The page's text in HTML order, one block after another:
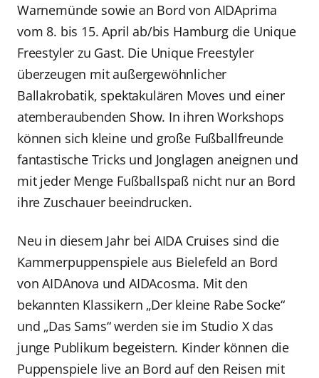
Warnemünde sowie an Bord von AIDAprima
vom 8. bis 15. April ab/bis Hamburg die Unique
Freestyler zu Gast. Die Unique Freestyler
überzeugen mit außergewöhnlicher
Ballakrobatik, spektakulären Moves und einer
atemberaubenden Show. In ihren Workshops
können sich kleine und große Fußballfreunde
fantastische Tricks und Jonglagen aneignen und
mit jeder Menge Fußballspaß nicht nur an Bord
ihre Zuschauer beeindrucken.
Neu in diesem Jahr bei AIDA Cruises sind die
Kammerpuppenspiele aus Bielefeld an Bord
von AIDAnova und AIDAcosma. Mit den
bekannten Klassikern „Der kleine Rabe Socke“
und „Das Sams“ werden sie im Studio X das
junge Publikum begeistern. Kinder können die
Puppenspiele live an Bord auf den Reisen mit